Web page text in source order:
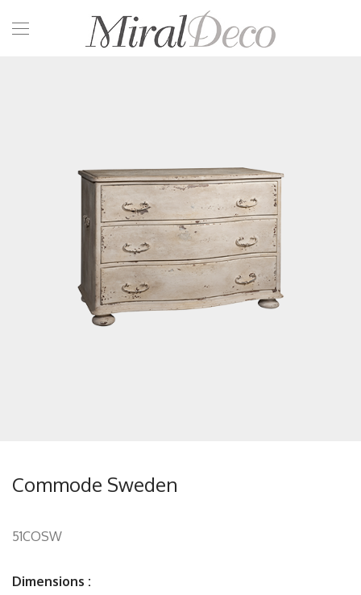
Commode Sweden
51COSW
Dimensions :